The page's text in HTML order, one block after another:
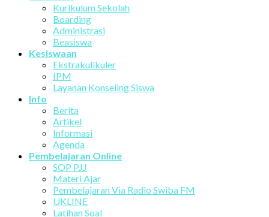
Kurikulum Sekolah
Boarding
Administrasi
Beasiswa
Kesiswaan
Ekstrakulikuler
IPM
Layanan Konseling Siswa
Info
Berita
Artikel
Informasi
Agenda
Pembelajaran Online
SOP PJJ
Materi Ajar
Pembelajaran Via Radio Swiba FM
UKLINE
Latihan Soal